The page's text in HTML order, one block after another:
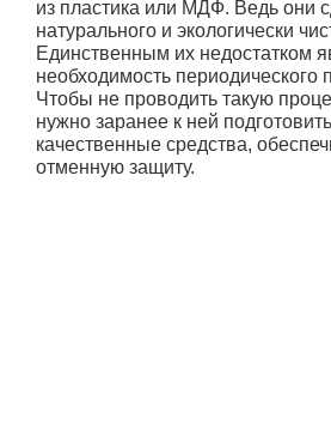
из пластика или МДФ. Ведь они
натурального и экологически
Единственным их недостатком
необходимость периодического
Чтобы не проводить такую
нужно заранее к ней
качественные средства,
отменную защиту.